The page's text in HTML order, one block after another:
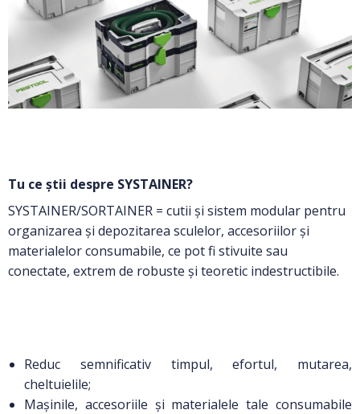
Tu ce știi despre SYSTAINER?
SYSTAINER/SORTAINER = cutii și sistem modular pentru
organizarea și depozitarea sculelor, accesoriilor și
materialelor consumabile, ce pot fi stivuite sau
conectate, extrem de robuste și teoretic indestructibile.
Reduc semnificativ timpul, efortul, mutarea,
cheltuielile;
Mașinile, accesoriile și materialele tale consumabile